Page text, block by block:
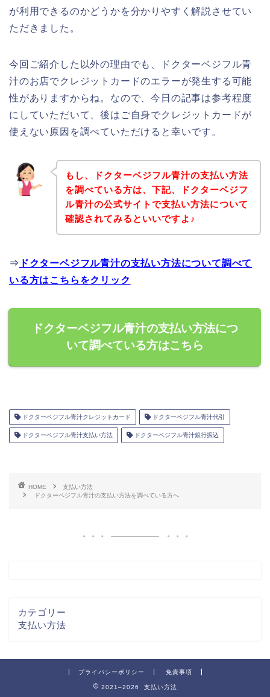
が利用できるのかどうかを分かりやすく解説させてい
ただきました。
今回ご紹介した以外の理由でも、ドクターベジフル青
汁のお店でクレジットカードのエラーが発生する可能
性がありますからね。なので、今日の記事は参考程度
にしていただいて、後はご自身でクレジットカードが
使えない原因を調べていただけると幸いです。
もし、ドクターベジフル青汁の支払い方法
を調べている方は、下記、ドクターベジフ
ル青汁の公式サイトで支払い方法について
確認されてみるといいですよ♪
⇒ ドクターベジフル青汁の支払い方法について調べて
いる方はこちらをクリック
ドクターベジフル青汁の支払い方法につ
いて調べている方はこちら
ドクターベジフル青汁クレジットカード ドクターベジフル青汁代引
ドクターベジフル青汁支払い方法 ドクターベジフル青汁銀行振込
HOME
支払い方法
ドクターベジフル青汁の支払い方法を調べている方へ
カテゴリー
支払い方法
プライバシーポリシー 免責事項
2021–2026 支払い方法